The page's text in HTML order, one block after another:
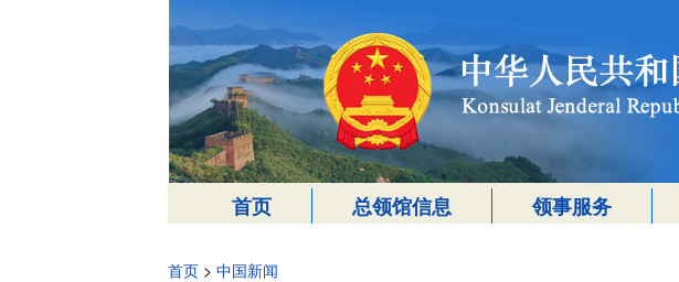
首页 总领馆信息 领事服务
首页 > 中国新闻